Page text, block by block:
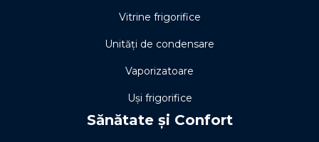
Vitrine frigorifice
Unități de condensare
Vaporizatoare
Uși frigorifice
Sănătate și Confort